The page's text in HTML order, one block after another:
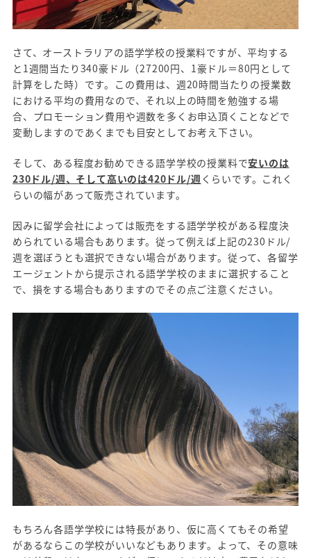
さて、オーストラリアの語学学校の授業料ですが、平均する
と1週間当たり340豪ドル（27200円、1豪ドル＝80円として
計算をした時）です。この費用は、週20時間当たりの授業数
における平均の費用なので、それ以上の時間を勉強する場
合、プロモーション費用や週数を多くお申込頂くことなどで
変動しますのであくまでも目安としてお考え下さい。
そして、ある程度お勧めできる語学学校の授業料で安いのは
230ドル/週、そして高いのは420ドル/週 くらいです。これく
らいの幅があって販売されています。
因みに留学会社によっては販売をする語学学校がある程度決
められている場合もあります。従って例えば上記の230ドル/
週を選ぼうとも選択できない場合があります。従って、各留学
エージェントから提示される語学学校のままに選択すること
で、損をする場合もありますのでその点ご注意ください。
もちろん各語学学校には特長があり、仮に高くてもその希望
があるならこの学校がいいなどもあります。よって、その意味